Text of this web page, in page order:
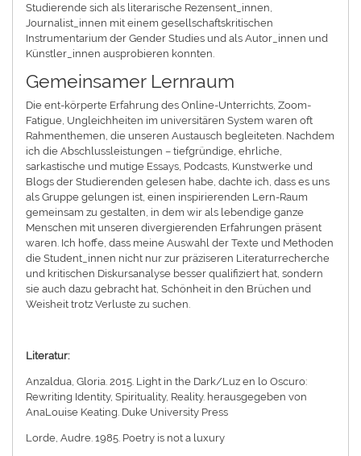
Studierende sich als literarische Rezensent_innen,
Journalist_innen mit einem gesellschaftskritischen
Instrumentarium der Gender Studies und als Autor_innen und
Künstler_innen ausprobieren konnten.
Gemeinsamer Lernraum
Die ent-körperte Erfahrung des Online-Unterrichts, Zoom-
Fatigue, Ungleichheiten im universitären System waren oft
Rahmenthemen, die unseren Austausch begleiteten. Nachdem
ich die Abschlussleistungen – tiefgründige, ehrliche,
sarkastische und mutige Essays, Podcasts, Kunstwerke und
Blogs der Studierenden gelesen habe, dachte ich, dass es uns
als Gruppe gelungen ist, einen inspirierenden Lern-Raum
gemeinsam zu gestalten, in dem wir als lebendige ganze
Menschen mit unseren divergierenden Erfahrungen präsent
waren. Ich hoffe, dass meine Auswahl der Texte und Methoden
die Student_innen nicht nur zur präziseren Literaturrecherche
und kritischen Diskursanalyse besser qualifiziert hat, sondern
sie auch dazu gebracht hat, Schönheit in den Brüchen und
Weisheit trotz Verluste zu suchen.
Literatur:
Anzaldua, Gloria. 2015. Light in the Dark/Luz en lo Oscuro:
Rewriting Identity, Spirituality, Reality. herausgegeben von
AnaLouise Keating. Duke University Press
Lorde, Audre. 1985. Poetry is not a luxury